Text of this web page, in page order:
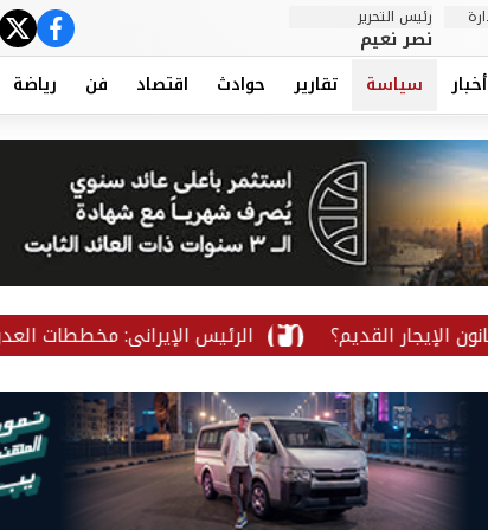
رئيس التحرير
نصر نعيم
أخبار سياسة تقارير حوادث اقتصاد فن رياضة
الرئيس الإيراني: مخططات العدو